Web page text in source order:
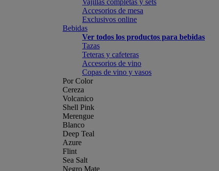
Vajillas completas y sets
Accesorios de mesa
Exclusivos online
Bebidas
Ver todos los productos para bebidas
Tazas
Teteras y cafeteras
Accesorios de vino
Copas de vino y vasos
Por Color
Cereza
Volcanico
Shell Pink
Merengue
Blanco
Deep Teal
Azure
Flint
Sea Salt
Negro Mate